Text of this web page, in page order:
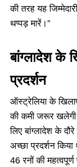
की तरह यह
थप्पड़ मारें।”
बांग्लादेश के
प्रदर्शन
ऑस्ट्रेलिया के
की कमी जरूर
लिए बांग्लादेश के
अच्छा प्रदर्शन
46 रनों की